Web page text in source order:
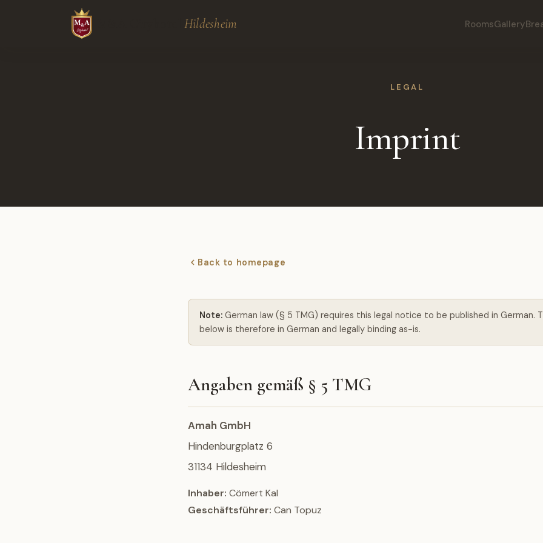
M&A CityhotelHildesheim RoomsGallery
LEGAL
Imprint
Back to homepage
Note:German law (§ 5 TMG) requires this legal notice to be published in German.
below is therefore in German and legally binding as-is.
Angaben gemäß § 5 TMG
Amah GmbH
Hindenburgplatz 6
31134 Hildesheim
Inhaber: Cömert Kal
Geschäftsführer: Can Topuz